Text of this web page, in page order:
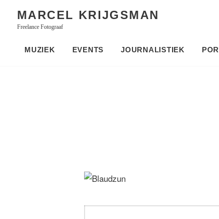
content
MARCEL KRIJGSMAN
Freelance Fotograaf
MUZIEK EVENTS JOURNALISTIEK